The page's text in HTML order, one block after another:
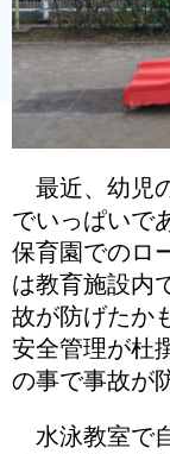
最近、幼児
でいっぱいで
保育園でのロ
は教育施設内
故が防げたか
安全管理が杜
の事で事故が
水泳教室で